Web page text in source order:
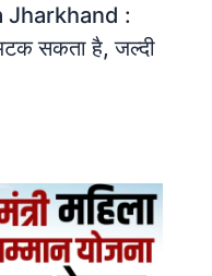
Jharkhand :
सकता है, जल्दी